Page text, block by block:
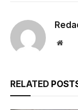
RELATED